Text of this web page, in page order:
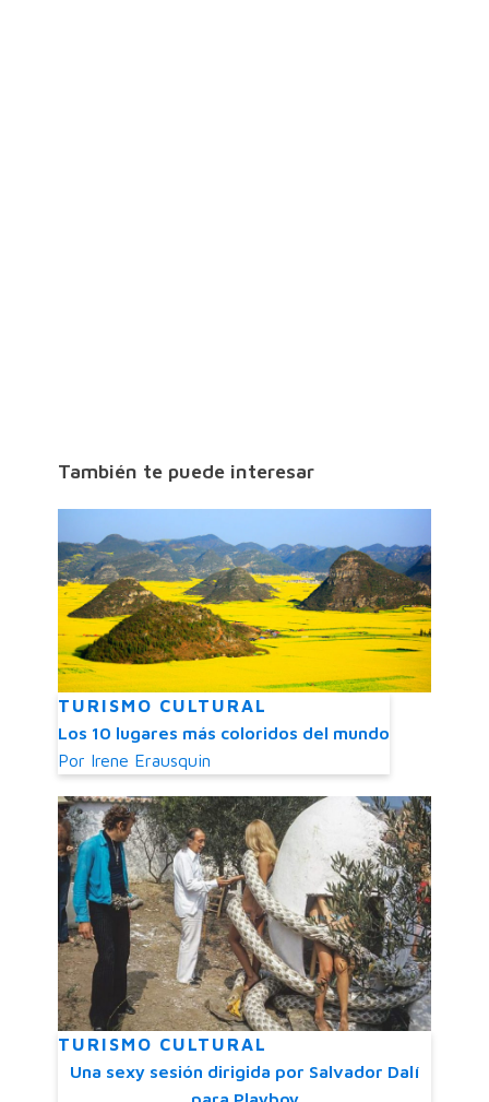
También te puede interesar
TURISMO CULTURAL
Los 10 lugares más coloridos del mundo
Por Irene Erausquin
TURISMO CULTURAL
Una sexy sesión dirigida por Salvador Dalí